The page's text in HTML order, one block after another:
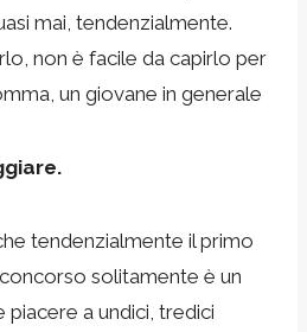
mai, tendenzialmente.
non è facile da capirlo per
un giovane in generale
tendenzialmente il primo
solitamente è un
a undici, tredici